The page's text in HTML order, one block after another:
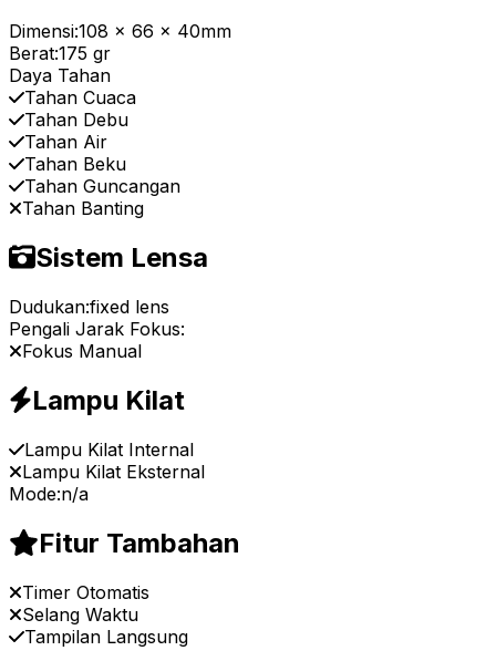
Dimensi:108 x 66 x 40mm
Berat:175 gr
Daya Tahan
Tahan Cuaca
Tahan Debu
Tahan Air
Tahan Beku
Tahan Guncangan
Tahan Banting
Sistem Lensa
Dudukan:fixed lens
Pengali Jarak Fokus:
Fokus Manual
Lampu Kilat
Lampu Kilat Internal
Lampu Kilat Eksternal
Mode:n/a
Fitur Tambahan
Timer Otomatis
Selang Waktu
Tampilan Langsung